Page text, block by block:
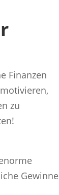
Finanzen
zu
Gewinne